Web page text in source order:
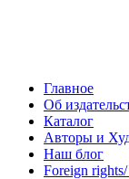
Главное
Об
Каталог
Авторы и
Наш блог
Foreign